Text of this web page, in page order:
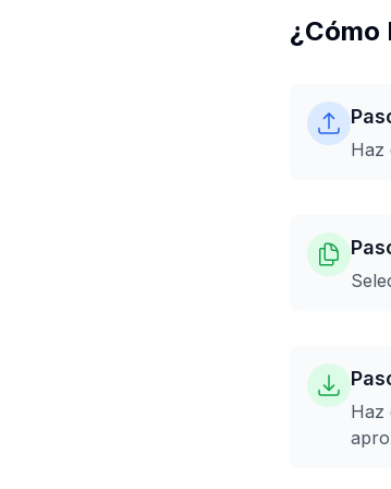
¿Cómo
Haz
Haz